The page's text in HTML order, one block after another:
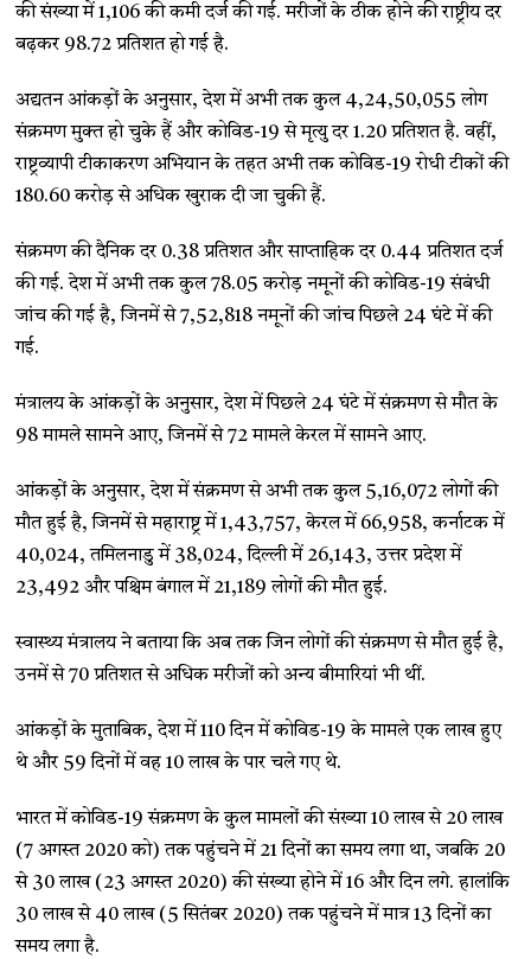
की संख्या में 1,106 की कमी दर्ज की गई. मरीजों के ठीक होने की राष्ट्रीय दर
बढ़कर 98.72 प्रतिशत हो गई है.
अद्यतन आंकड़ों के अनुसार, देश में अभी तक कुल 4,24,50,055 लोग
संक्रमण मुक्त हो चुके हैं और कोविड-19 से मृत्यु दर 1.20 प्रतिशत है. वहीं,
राष्ट्रव्यापी टीकाकरण अभियान के तहत अभी तक कोविड-19 रोधी टीकों की
180.60 करोड़ से अधिक खुराक दी जा चुकी हैं.
संक्रमण की दैनिक दर 0.38 प्रतिशत और साप्ताहिक दर 0.44 प्रतिशत दर्ज
की गई. देश में अभी तक कुल 78.05 करोड़ नमूनों की कोविड-19 संबंधी
जांच की गई है, जिनमें से 7,52,818 नमूनों की जांच पिछले 24 घंटे में की
गई.
मंत्रालय के आंकड़ों के अनुसार, देश में पिछले 24 घंटे में संक्रमण से मौत के
98 मामले सामने आए, जिनमें से 72 मामले केरल में सामने आए.
आंकड़ों के अनुसार, देश में संक्रमण से अभी तक कुल 5,16,072 लोगों की
मौत हुई है, जिनमें से महाराष्ट्र में 1,43,757, केरल में 66,958, कर्नाटक में
40,024, तमिलनाडु में 38,024, दिल्ली में 26,143, उत्तर प्रदेश में
23,492 और पश्चिम बंगाल में 21,189 लोगों की मौत हुई.
स्वास्थ्य मंत्रालय ने बताया कि अब तक जिन लोगों की संक्रमण से मौत हुई है,
उनमें से 70 प्रतिशत से अधिक मरीजों को अन्य बीमारियां भी थीं.
आंकड़ों के मुताबिक, देश में 110 दिन में कोविड-19 के मामले एक लाख हुए
थे और 59 दिनों में वह 10 लाख के पार चले गए थे.
भारत में कोविड-19 संक्रमण के कुल मामलों की संख्या 10 लाख से 20 लाख
(7 अगस्त 2020 को) तक पहुंचने में 21 दिनों का समय लगा था, जबकि 20
से 30 लाख (23 अगस्त 2020) की संख्या होने में 16 और दिन लगे. हालांकि
30 लाख से 40 लाख (5 सितंबर 2020) तक पहुंचने में मात्र 13 दिनों का
समय लगा है.